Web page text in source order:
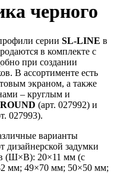
черного
серии SL-LINE в
в комплекте с
при создании
В ассортименте есть
экраном, а также
– круглым и
(арт. 027992) и
027993).
варианты
задумки
(Ш×В): 20×11 мм (с
мм; 49×70 мм; 50×50 мм;